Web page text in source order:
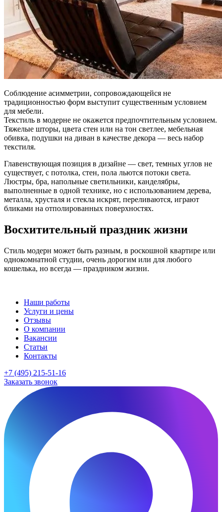
Соблюдение асимметрии, сопровождающейся не
традиционностью форм выступит существенным условием
для мебели.
Текстиль в модерне не окажется предпочтительным условием.
Тяжелые шторы, цвета стен или на тон светлее, мебельная
обивка, подушки на диван в качестве декора — весь набор
текстиля.
Главенствующая позиция в дизайне — свет, темных углов не
существует, с потолка, стен, пола льются потоки света.
Люстры, бра, напольные светильники, канделябры,
выполненные в одной технике, но с использованием дерева,
металла, хрусталя и стекла искрят, переливаются, играют
бликами на отполированных поверхностях.
Восхитительный праздник жизни
Стиль модерн может быть разным, в роскошной квартире или
однокомнатной студии, очень дорогим или для любого
кошелька, но всегда — праздником жизни.
Наши работы
Услуги и цены
Отзывы
О компании
Вакансии
Статьи
Контакты
+7 (495) 215-51-16
Заказать звонок